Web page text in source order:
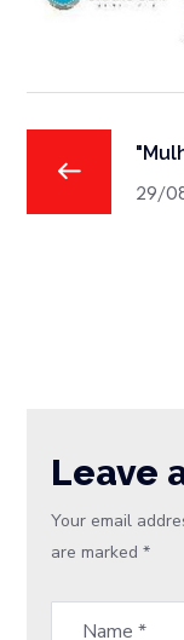
29/
Leave
Your email
are marked*